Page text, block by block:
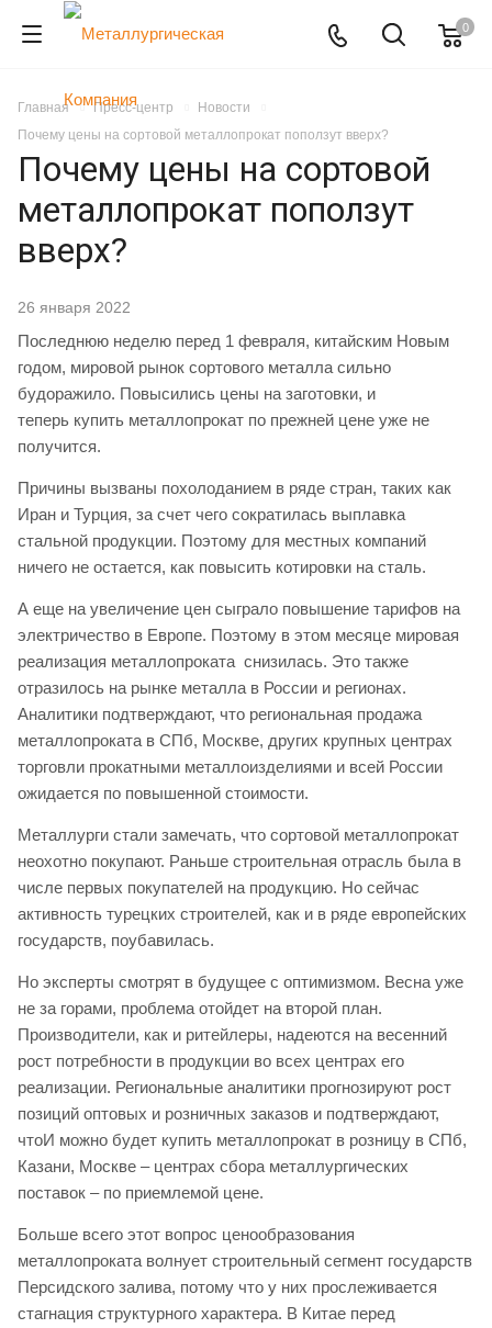
0
Главная Пресс-центр
Новости
Почему цены на сортовой металлопрокат поползут вверх?
Почему цены на сортовой
металлопрокат поползут
вверх?
26 января 2022
Последнюю неделю перед 1 февраля, китайским Новым
годом, мировой рынок сортового металла сильно
будоражило. Повысились цены на заготовки, и
теперь купить металлопрокат по прежней цене уже не
получится.
Причины вызваны похолоданием в ряде стран, таких как
Иран и Турция, за счет чего сократилась выплавка
стальной продукции. Поэтому для местных компаний
ничего не остается, как повысить котировки на сталь.
А еще на увеличение цен сыграло повышение тарифов на
электричество в Европе. Поэтому в этом месяце мировая
реализация металлопроката снизилась. Это также
отразилось на рынке металла в России и регионах.
Аналитики подтверждают, что региональная продажа
металлопроката в СПб, Москве, других крупных центрах
торговли прокатными металлоизделиями и всей России
ожидается по повышенной стоимости.
Металлурги стали замечать, что сортовой металлопрокат
неохотно покупают. Раньше строительная отрасль была в
числе первых покупателей на продукцию. Но сейчас
активность турецких строителей, как и в ряде европейских
государств, поубавилась.
Но эксперты смотрят в будущее с оптимизмом. Весна уже
не за горами, проблема отойдет на второй план.
Производители, как и ритейлеры, надеются на весенний
рост потребности в продукции во всех центрах его
реализации. Региональные аналитики прогнозируют рост
позиций оптовых и розничных заказов и подтверждают,
чтоИ можно будет купить металлопрокат в розницу в СПб,
Казани, Москве – центрах сбора металлургических
поставок – по приемлемой цене.
Больше всего этот вопрос ценообразования
металлопроката волнует строительный сегмент государств
Персидского залива, потому что у них прослеживается
стагнация структурного характера. В Китае перед